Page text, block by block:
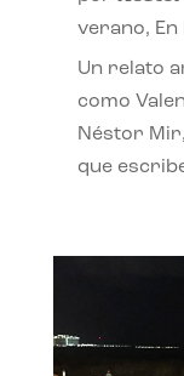
verano,
Un relato
como
Néstor
que